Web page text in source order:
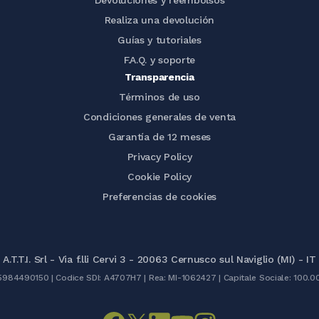
Realiza una devolución
Guías y tutoriales
F.A.Q. y soporte
Transparencia
Términos de uso
Condiciones generales de venta
Garantía de 12 meses
Privacy Policy
Cookie Policy
Preferencias de cookies
A.T.T.I. Srl - Via f.lli Cervi 3 - 20063 Cernusco sul Naviglio (MI) - IT
| Codice SDI: A4707H7 | Rea: MI-1062427 | Capitale Sociale: